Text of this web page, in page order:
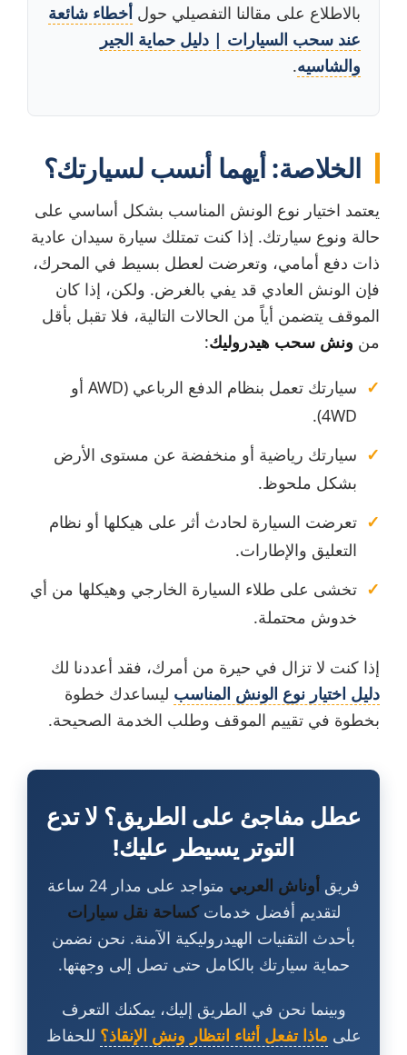
بالاطلاع على مقالنا التفصيلي حول أخطاء شائعة
عند سحب السيارات | دليل حماية الجير
والشاسيه.
الخلاصة: أيهما أنسب لسيارتك؟
يعتمد اختيار نوع الونش المناسب بشكل أساسي على
حالة ونوع سيارتك. إذا كنت تمتلك سيارة سيدان عادية
ذات دفع أمامي، وتعرضت لعطل بسيط في المحرك،
فإن الونش العادي قد يفي بالغرض. ولكن، إذا كان
الموقف يتضمن أياً من الحالات التالية، فلا تقبل بأقل
من ونش سحب هيدروليك:
سيارتك تعمل بنظام الدفع الرباعي (AWD أو
4WD).
سيارتك رياضية أو منخفضة عن مستوى الأرض
بشكل ملحوظ.
تعرضت السيارة لحادث أثر على هيكلها أو نظام
التعليق والإطارات.
تخشى على طلاء السيارة الخارجي وهيكلها من أي
خدوش محتملة.
إذا كنت لا تزال في حيرة من أمرك، فقد أعددنا لك
دليل اختيار نوع الونش المناسب ليساعدك خطوة
بخطوة في تقييم الموقف وطلب الخدمة الصحيحة.
عطل مفاجئ على الطريق؟ لا تدع
التوتر يسيطر عليك!
فريق أوناش العربي
متواجد على مدار 24 ساعة
لتقديم أفضل خدماتكساحة نقل سيارات
بأحدث التقنيات الهيدروليكية الآمنة. نحن نضمن
حماية سيارتك بالكامل حتى تصل إلى وجهتها.
وبينما نحن في الطريق إليك، يمكنك التعرف
على ماذا تفعل أثناء انتظار ونش الإنقاذ؟ للحفاظ